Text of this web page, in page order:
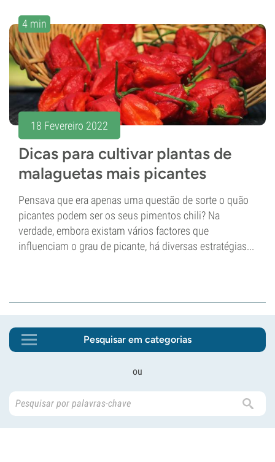
4 min
18 Fevereiro 2022
Dicas para cultivar plantas de
malaguetas mais picantes
Pensava que era apenas uma questão de sorte o quão
picantes podem ser os seus pimentos chili? Na
verdade, embora existam vários factores que
influenciam o grau de picante, há diversas estratégias...
Pesquisar em categorias
ou